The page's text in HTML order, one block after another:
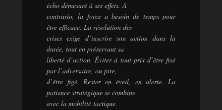
écho démesuré à ses effets. A
contrario, la force a besoin de temps pour
être efficace. La résolution des
crises exige d’inscrire son action dans la
durée, tout en préservant sa
liberté d’action. Éviter à tout prix d’être fixé
par l’adversaire, ou pire,
d’être figé. Rester en éveil, en alerte. La
patience stratégique se combine
avec la mobilité tactique.